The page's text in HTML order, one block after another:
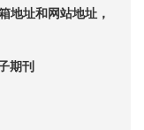
地址和网站地址，
期刊